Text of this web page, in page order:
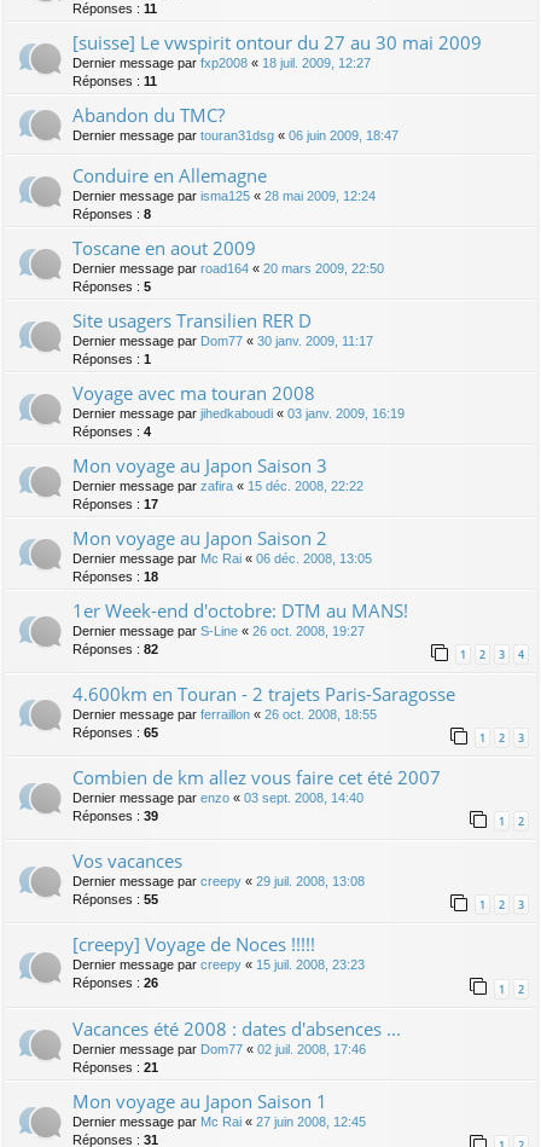
Réponses : 11
[suisse] Le vwspirit ontour du 27 au 30 mai 2009
Dernier message par fxp2008 « 18 juil. 2009, 12:27
Réponses : 11
Abandon du TMC?
Dernier message par touran31dsg « 06 juin 2009, 18:47
Conduire en Allemagne
Dernier message par isma125 « 28 mai 2009, 12:24
Réponses : 8
Toscane en aout 2009
Dernier message par road164 « 20 mars 2009, 22:50
Réponses : 5
Site usagers Transilien RER D
Dernier message par Dom77 « 30 janv. 2009, 11:17
Réponses : 1
Voyage avec ma touran 2008
Dernier message par jihedkaboudi « 03 janv. 2009, 16:19
Réponses : 4
Mon voyage au Japon Saison 3
Dernier message par zafira « 15 déc. 2008, 22:22
Réponses : 17
Mon voyage au Japon Saison 2
Dernier message par Mc Rai « 06 déc. 2008, 13:05
Réponses : 18
1er Week-end d'octobre: DTM au MANS!
Dernier message par S-Line « 26 oct. 2008, 19:27
Réponses : 82 1 2 3 4
4.600km en Touran - 2 trajets Paris-Saragosse
Dernier message par ferraillon « 26 oct. 2008, 18:55
Réponses : 65 1 2 3
Combien de km allez vous faire cet été 2007
Dernier message par enzo « 03 sept. 2008, 14:40
Réponses : 39 1 2
Vos vacances
Dernier message par creepy « 29 juil. 2008, 13:08
Réponses : 55 1 2 3
[creepy] Voyage de Noces !!!!!
Dernier message par creepy « 15 juil. 2008, 23:23
Réponses : 26 1 2
Vacances été 2008 : dates d'absences ...
Dernier message par Dom77 « 02 juil. 2008, 17:46
Réponses : 21
Mon voyage au Japon Saison 1
Dernier message par Mc Rai « 27 juin 2008, 12:45
Réponses : 31